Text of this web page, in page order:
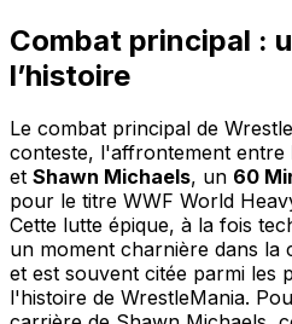
Combat principal :
l’histoire
Le combat principal de
conteste, l'affrontement entre
et Shawn Michaels, un 60
pour le titre WWF World
Cette lutte épique, à la fois
un moment charnière dans la
et est souvent citée parmi les
l'histoire de WrestleMania.